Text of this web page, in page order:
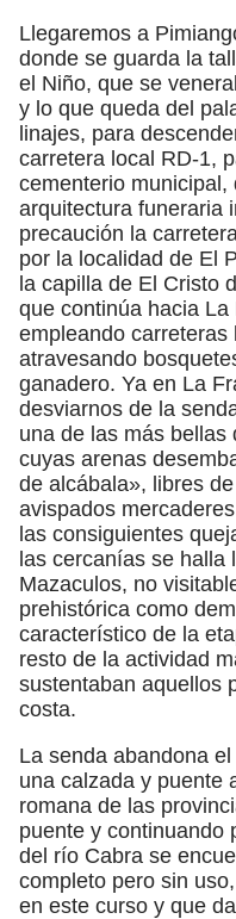
Llegaremos a
donde se guarda la
el Niño, que se
y lo que queda del
linajes, para
carretera local RD-1,
cementerio municipal,
arquitectura funeraria
precaución la
por la localidad de El
la capilla de El Cristo
que continúa hacia
empleando carreteras
atravesando
ganadero. Ya en La
desviarnos de la
una de las más bellas
cuyas arenas
de alcábala», libres
avispados
las consiguientes
las cercanías se halla
Mazaculos, no
prehistórica como
característico de la
resto de la actividad
sustentaban aquellos
costa.
La senda abandona
una calzada y puente
romana de las
puente y continuando
del río Cabra se
completo pero sin
en este curso y que